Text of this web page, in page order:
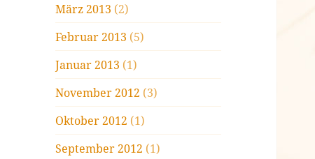
März 2013 (2)
Februar 2013 (5)
Januar 2013 (1)
November 2012 (3)
Oktober 2012 (1)
September 2012 (1)